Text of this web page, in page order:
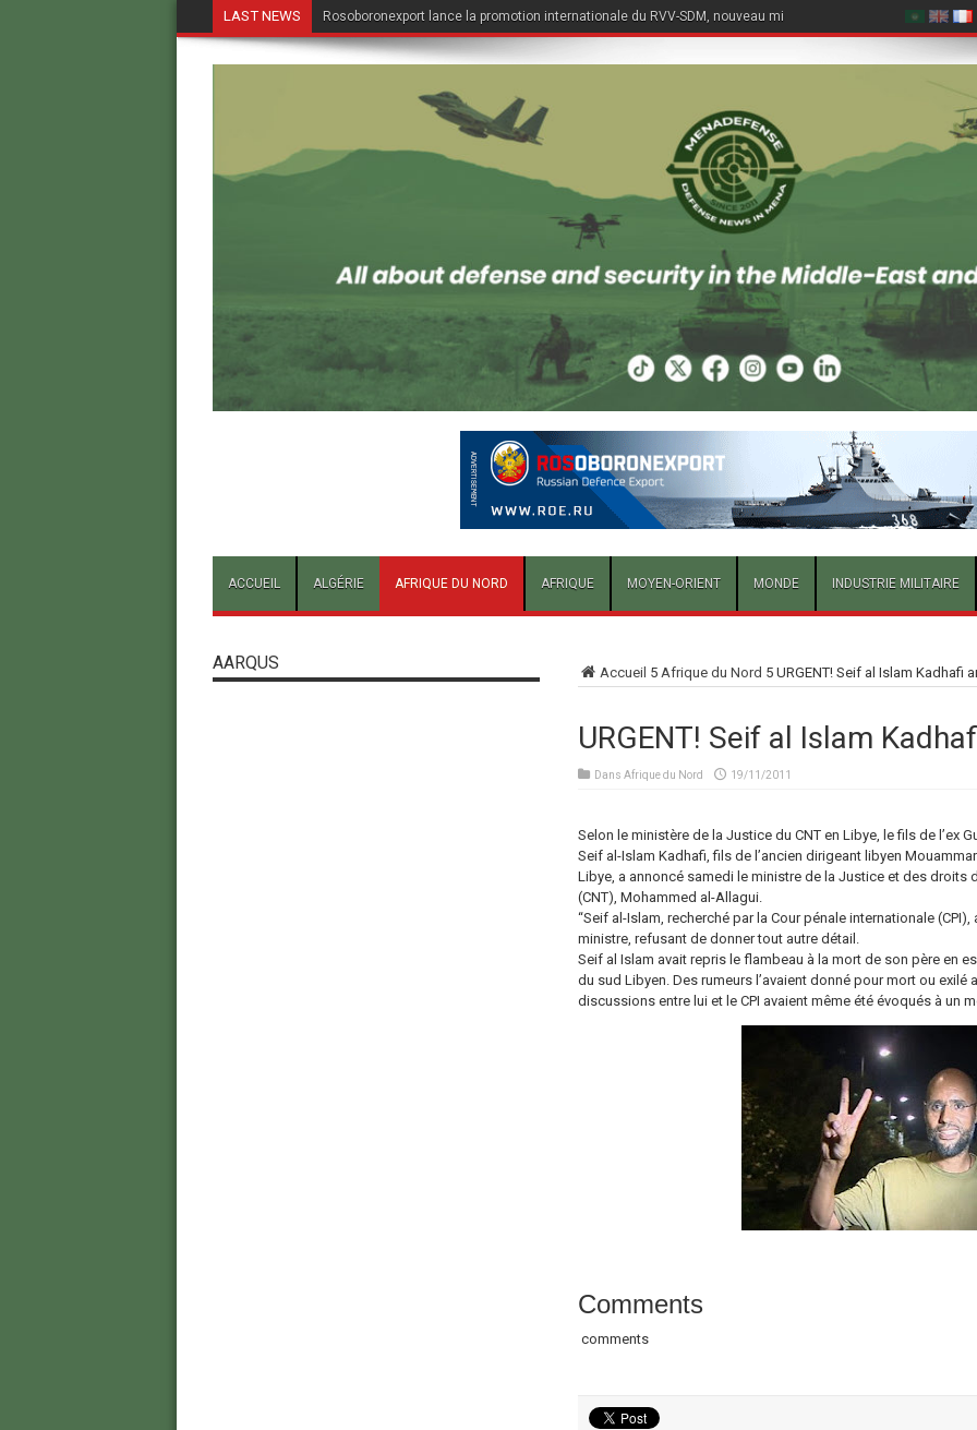
LAST NEWS Rosoboronexport lance la promotion internationale du RVV-SDM, nouveau missile air-air du Su-57E
ACCUEIL ALGÉRIE AFRIQUE DU NORD AFRIQUE MOYEN-ORIENT MONDE INDUSTRIE MILITAIRE
Accueil 5 Afrique du Nord 5 URGENT! Seif al Islam Kadhafi
URGENT! Seif al Islam
Dans Afrique du Nord 19/11/2011
Selon le ministère de la Justice du CNT en Libye, le fils de l’ex
Seif al-Islam Kadhafi, fils de l’ancien dirigeant libyen
Libye, a annoncé samedi le ministre de la Justice et des droits
(CNT), Mohammed al-Allagui.
“Seif al-Islam, recherché par la Cour pénale internationale
ministre, refusant de donner tout autre détail.
Seif al Islam avait repris le flambeau à la mort de son père en
du sud Libyen. Des rumeurs l’avaient donné pour mort ou exilé
discussions entre lui et le CPI avaient même été évoqués à un
Comments
comments
AARQUS